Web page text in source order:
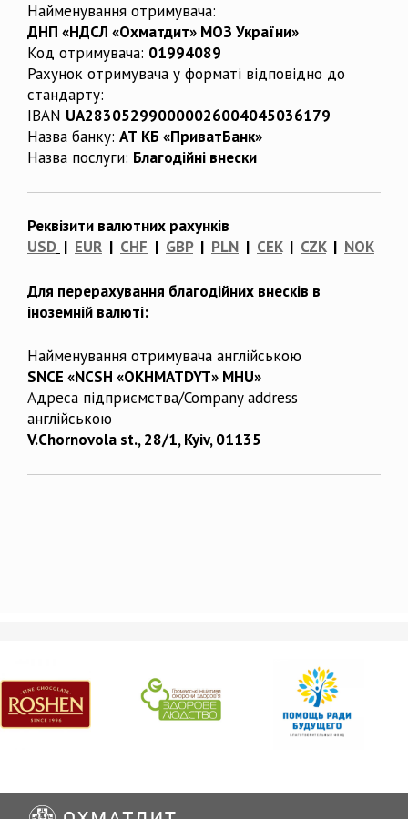
Найменування отримувача:
ДНП «НДСЛ «Охматдит» МОЗ України»
Код отримувача: 01994089
Рахунок отримувача у форматі відповідно до
стандарту:
IBAN UA283052990000026004045036179
Назва банку: АТ КБ «ПриватБанк»
Назва послуги: Благодійні внески
Реквізити валютних рахунків
USD | EUR | CHF | GBP| PLN | CEK| CZK| NOK
Для перерахування благодійних внесків в
іноземній валюті:
Найменування отримувача англійською
SNCE «NCSH «OKHMATDYT» MHU»
Адреса підприємства/Company address
англійською
V.Chornovola st., 28/1, Kyiv, 01135